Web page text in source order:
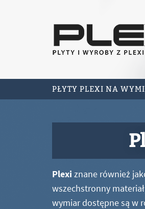
PŁYTY PLEXI NA
Plexi znane również
wszechstronny
wymiar dostępne są w